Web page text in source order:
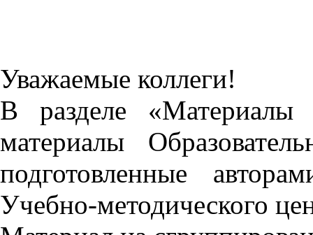
Уважаемые коллеги!
В разделе «Материалы
материалы
подготовленные
Учебно-методического